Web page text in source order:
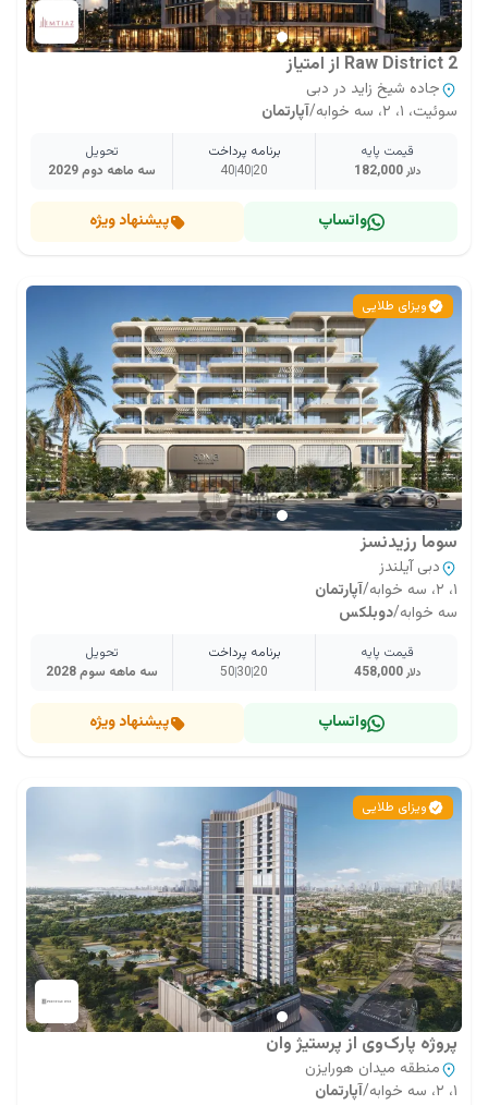
Raw District 2 از امتیاز
جاده شیخ زاید در دبی
سوئیت، ۱، ۲، سه خوابه
/آپارتمان
قیمت پایه
182,000 دلار
برنامه پرداخت
20
40
40
تحویل
سه ماهه دوم 2029
واتساپ پیشنهاد ویژه
ویزای طلایی
سوما رزیدنسز
دبی آیلندز
۱، ۲، سه خوابه
/آپارتمان
سه خوابه/دوبلکس
قیمت پایه
458,000 دلار
برنامه پرداخت
20
30
50
تحویل
سه ماهه سوم 2028
واتساپ پیشنهاد ویژه
ویزای طلایی
پروژه پارک‌وی از پرستیژ وان
منطقه میدان هورایزن
۱، ۲، سه خوابه
/آپارتمان